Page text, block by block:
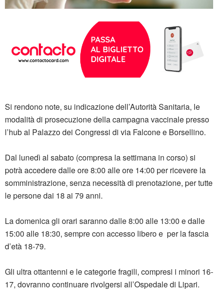
Si rendono note, su indicazione dell’Autorità Sanitaria, le
modalità di prosecuzione della campagna vaccinale presso
l’hub al Palazzo dei Congressi di via Falcone e Borsellino.
Dal lunedì al sabato (compresa la settimana in corso) si
potrà accedere dalle ore 8:00 alle ore 14:00 per ricevere la
somministrazione, senza necessità di prenotazione, per tutte
le persone dai 18 ai 79 anni.
La domenica gli orari saranno dalle 8:00 alle 13:00 e dalle
15:00 alle 18:30, sempre con accesso libero e  per la fascia
d’età 18-79.
Gli ultra ottantenni e le categorie fragili, compresi i minori 16-
17, dovranno continuare rivolgersi all’Ospedale di Lipari.